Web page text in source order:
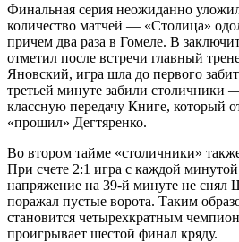
Финальная серия неожиданно
количество матчей — «Столица»
причем два раза в Гомеле. В
отметил после встречи главный
Яновский, игра шла до первого
третьей минуте забили столичники
классную передачу Книге, который
«прошил» Дегтяренко.
Во втором тайме «столичники»
При счете 2:1 игра с каждой минутой
напряжение на 39-й минуте не
поражал пустые ворота. Таким
становится четырехкратным
проигрывает шестой финал кряду.